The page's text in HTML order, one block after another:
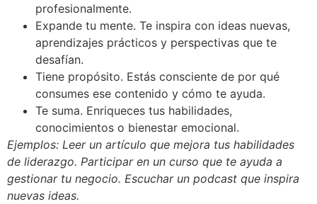
profesionalmente.
Expande tu mente. Te inspira con ideas nuevas,
aprendizajes prácticos y perspectivas que te
desafían.
Tiene propósito. Estás consciente de por qué
consumes ese contenido y cómo te ayuda.
Te suma. Enriqueces tus habilidades,
conocimientos o bienestar emocional.
Ejemplos: Leer un artículo que mejora tus habilidades
de liderazgo. Participar en un curso que te ayuda a
gestionar tu negocio. Escuchar un podcast que inspira
nuevas ideas.